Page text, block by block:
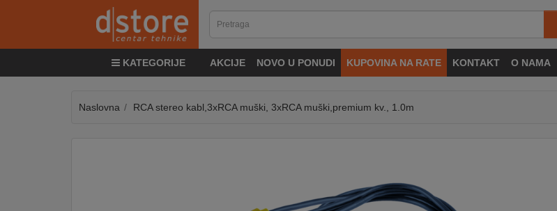
KATEGORIJE AKCIJE NOVO U PONUDI KUPOVINA NA RATE KONTAKT O NAMA
&
Naslovna RCA stereo kabl,3xRCA muški, 3xRCA muški,premium kv., 1.0m